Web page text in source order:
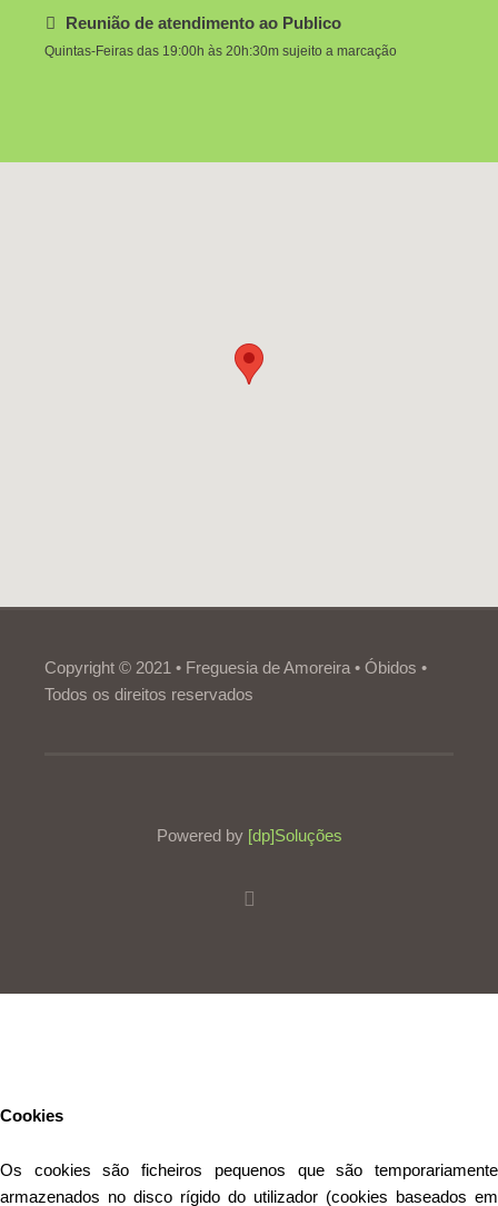
Reunião de atendimento ao Publico
Quintas-Feiras das 19:00h às 20h:30m sujeito a marcação
Copyright © 2021 • Freguesia de Amoreira • Óbidos •
Todos os direitos reservados
Powered by [dp]Soluções
Cookies
Os cookies são ficheiros pequenos que são temporariamente
armazenados no disco rígido do utilizador (cookies baseados em